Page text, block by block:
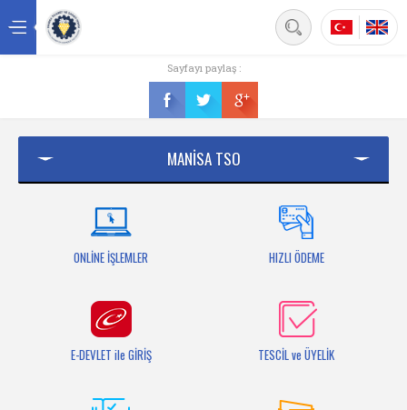
Üyelik
Bilgi Bankası
Sayfayı paylaş :
MANİSA TSO
ONLİNE İŞLEMLER HIZLI ÖDEME
E-DEVLET ile GİRİŞ TESCİL ve ÜYELİK